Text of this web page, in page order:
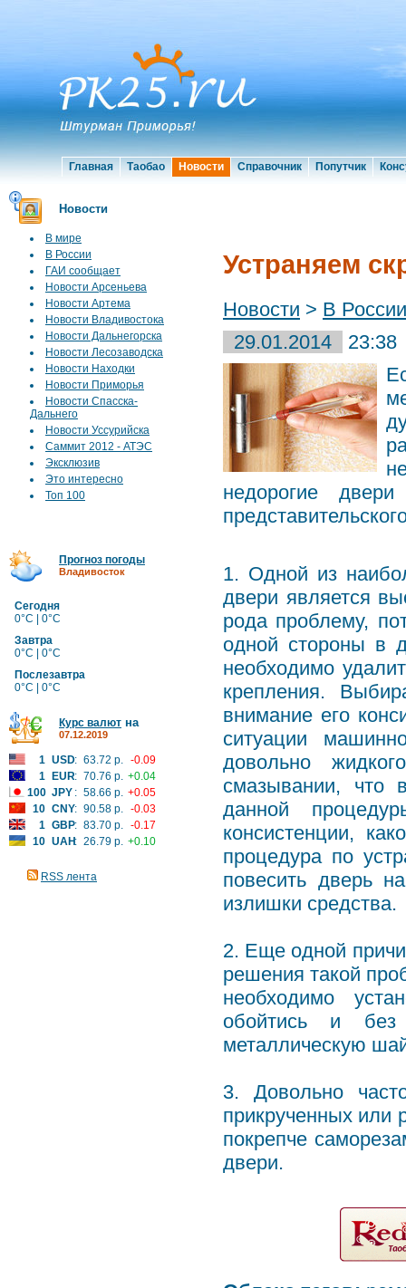
Главная Таобао Новости Справочник Попутчик
Новости
В мире
В России
ГАИ сообщает
Новости Арсеньева
Новости Артема
Новости Владивостока
Новости Дальнегорска
Новости Лесозаводска
Новости Находки
Новости Приморья
Новости Спасска-
Дальнего
Новости Уссурийска
Саммит 2012 - АТЭС
Эксклюзив
Это интересно
Топ 100
Прогноз погоды
Владивосток
Сегодня
0°C | 0°C
Завтра
0°C | 0°C
Послезавтра
0°C | 0°C
Курс валют на
07.12.2019
1 USD: 63.72 р. -0.09
1
EUR: 70.76 р. +0.04
100 JPY : 58.66 р. +0.05
10 CNY: 90.58 р. -0.03
1 GBP: 83.70 р. -0.17
10 UAH: 26.79 р. +0.10
RSS лента
Устраняем
Новости > В России
29.01.2014
23:38
недорогие
1. Одной из
двери является
рода проблему,
одной стороны в
необходимо
крепления.
внимание его
ситуации
довольно
смазывании, что
данной
консистенции,
процедура по
повесить дверь
излишки средства.
2. Еще одной
решения такой
необходимо
обойтись и
металлическую
3.
Довольно
прикрученных или
покрепче
двери.